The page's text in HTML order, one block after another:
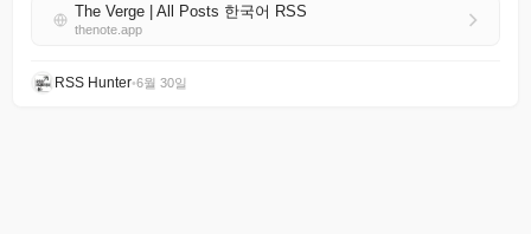
The Verge | All Posts 한국어 RSS
thenote.app
RSS Hunter•6월 30일